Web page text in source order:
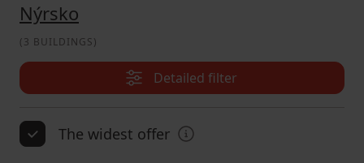
Nýrsko
(3 BUILDINGS)
Detailed filter
The widest offer